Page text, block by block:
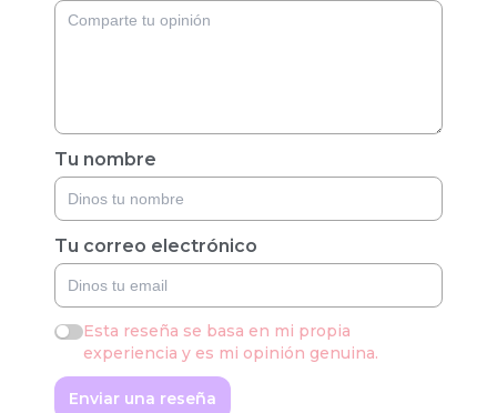
Tu nombre
Tu correo electrónico
Esta reseña se basa en mi propia
experiencia y es mi opinión genuina.
Enviar una reseña